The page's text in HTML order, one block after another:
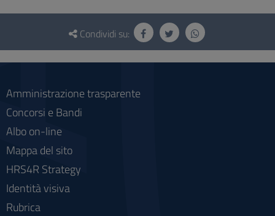
Questionario
social
Condividi su:
Amministrazione trasparente
Concorsi e Bandi
Albo on-line
Mappa del sito
HRS4R Strategy
Identità visiva
Rubrica